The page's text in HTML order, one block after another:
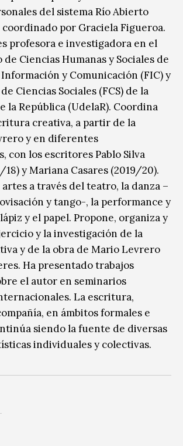
del sistema Río Abierto
por Graciela Figueroa.
profesora e investigadora en el
Ciencias Humanas y Sociales de
y Comunicación (FIC) y
Ciencias Sociales (FCS) de la
la República (UdelaR). Coordina
creativa, a partir de la
y en diferentes
con los escritores Pablo Silva
18) y Mariana Casares (2019/20).
a través del teatro, la danza –
y tango-, la performance y
y el papel. Propone, organiza y
y la investigación de la
y de la obra de Mario Levrero
Ha presentado trabajos
el autor en seminarios
La escritura,
en ámbitos formales e
siendo la fuente de diversas
individuales y colectivas.